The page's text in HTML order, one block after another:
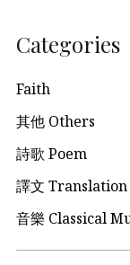
Categories
Faith
其他 Others
詩歌 Poem
譯文 Translation
音樂 Classical